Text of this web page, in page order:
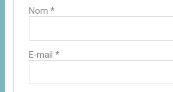
Nom *
E-mail *